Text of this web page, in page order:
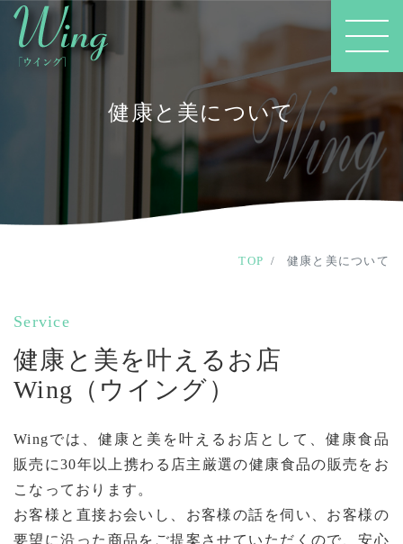
健康と美について
TOP 健康と美について
Service
健康と美を叶えるお店
Wing（ウイング）
Wingでは、健康と美を叶えるお店として、健康食品
販売に30年以上携わる店主厳選の健康食品の販売をお
こなっております。
お客様と直接お会いし、お客様の話を伺い、お客様の
要望に沿った商品をご提案させていただくので、安心